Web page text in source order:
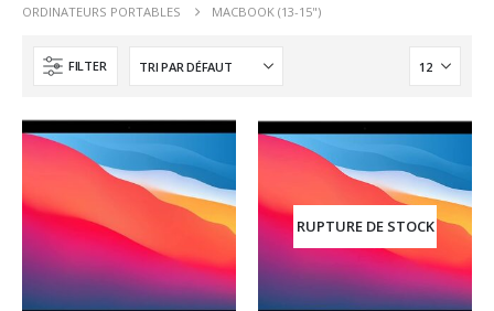
ORDINATEURS PORTABLES
MACBOOK (13-15")
FILTER
RUPTURE DE STOCK